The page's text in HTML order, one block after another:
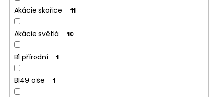
Akácie skořice 11
Akácie světlá 10
B1 přírodní 1
B149 olše 1